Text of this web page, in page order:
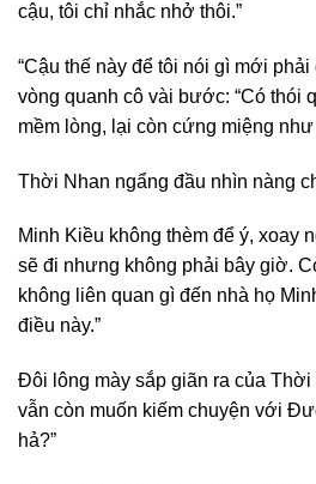
cậu, tôi chỉ nhắc nhở thôi.”
“Cậu thế này để tôi nói gì mới phải
vòng quanh cô vài bước: “Có thói
mềm lòng, lại còn cứng miệng như
Thời Nhan ngẩng đầu nhìn nàng
Minh Kiều không thèm để ý, xoay
sẽ đi nhưng không phải bây giờ.
không liên quan gì đến nhà họ
điều này.”
Đôi lông mày sắp giãn ra của Thời
vẫn còn muốn kiếm chuyện với
hả?”